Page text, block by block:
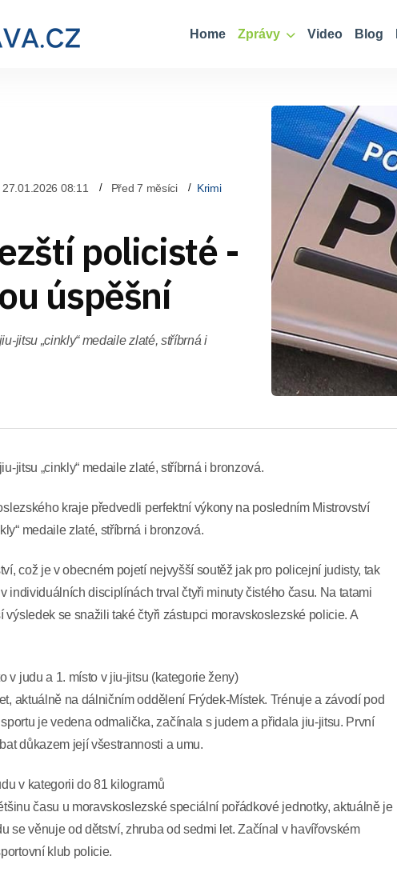
Home Zprávy Video Blog
27.01.2026 08:11 Před 7 měsíci Krimi
policisté -
úspěšní
jitsu „cinkly“ medaile zlaté, stříbrná i
jitsu „cinkly“ medaile zlaté, stříbrná i bronzová.
kraje předvedli perfektní výkony na posledním Mistrovství
medaile zlaté, stříbrná i bronzová.
což je v obecném pojetí nejvyšší soutěž jak pro policejní judisty, tak
individuálních disciplínách trval čtyři minuty čistého času. Na tatami
se snažili také čtyři zástupci moravskoslezské policie. A
v judu a 1. místo v jiu-jitsu (kategorie ženy)
aktuálně na dálničním oddělení Frýdek-Místek. Trénuje a závodí pod
je vedena odmalička, začínala s judem a přidala jiu-jitsu. První
důkazem její všestrannosti a umu.
v kategorii do 81 kilogramů
času u moravskoslezské speciální pořádkové jednotky, aktuálně je
se věnuje od dětství, zhruba od sedmi let. Začínal v havířovském
klub policie.